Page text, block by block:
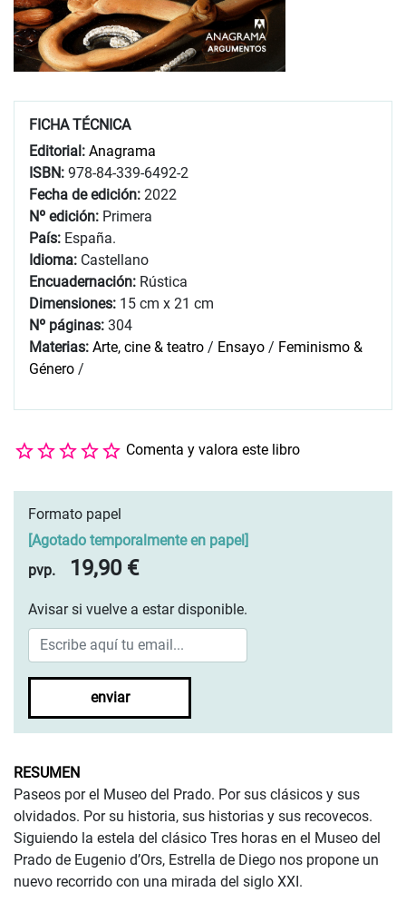
FICHA TÉCNICA
Editorial: Anagrama
ISBN: 978-84-339-6492-2
Fecha de edición: 2022
Nº edición: Primera
País: España.
Idioma: Castellano
Encuadernación: Rústica
Dimensiones: 15 cm x 21 cm
Nº páginas: 304
Materias: Arte, cine & teatro / Ensayo / Feminismo &
Género /
Comenta y valora este libro
Formato papel
[Agotado temporalmente en papel]
pvp.
19,90 €
Avisar si vuelve a estar disponible.
enviar
RESUMEN
Paseos por el Museo del Prado. Por sus clásicos y sus
olvidados. Por su historia, sus historias y sus recovecos.
Siguiendo la estela del clásico Tres horas en el Museo del
Prado de Eugenio d’Ors, Estrella de Diego nos propone un
nuevo recorrido con una mirada del siglo XXI.